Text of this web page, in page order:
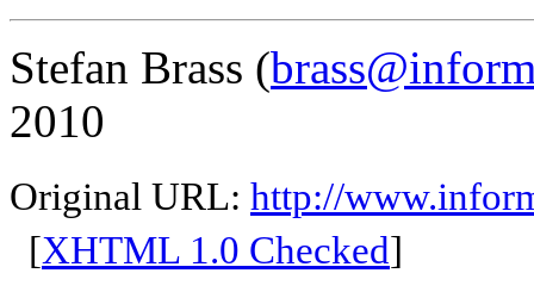
Stefan Brass (
2010
Original URL: http://
[XHTML 1.0 Checked]